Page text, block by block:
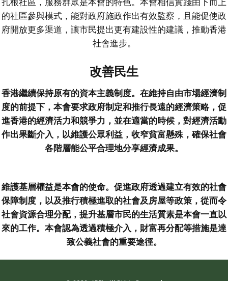
的社區參與模式，能對政府施政作出有效監察，且能促使政
府開放更多渠道，讓市民提出更有建設性的建議，推動香港
社會進步。
改善民生
香港繼續保持原有的資本主義制度。在維持自由市場經濟制
度的前提下，本會要求政府制定和推行長遠的經濟策略，促
進香港的經濟活力和競爭力，並在適當的時候，對經濟活動
作出果斷介入，以維護公眾利益，收窄貧富懸殊，確保社會
各階層能公平合理地分享經濟成果。
維護基層權益是本會的使命。促進政府透過建立有效的社會
保障制度，以及推行積極進取的社會及房屋等政策，從而令
社會資源合理分配，提升基層市民的生活質素是本會一直以
來的工作。本會認為透過積極介入，財富再分配等措施是達
致公義社會的重要途徑。